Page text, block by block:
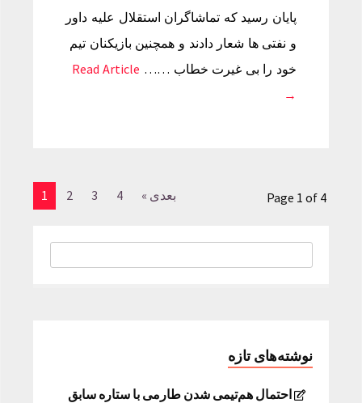
پایان رسید که تماشاگران استقلال علیه داور
و نفتی ها شعار دادند و همچنین بازیکنان تیم
خود را بی غیرت خطاب …… Read Article
→
1 2 3 4 بعدی » Page 1 of 4
نوشته‌های تازه
احتمال هم‌تیمی شدن طارمی با ستاره سابق